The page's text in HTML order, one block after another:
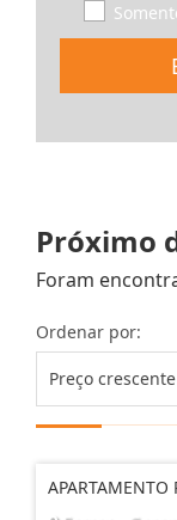
Próximo
Foram
Ordenar por:
Preço crescente
APARTAMENTO